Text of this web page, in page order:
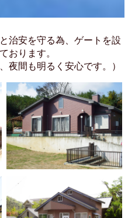
治安を守る為、ゲートを設
おります。
夜間も明るく安心です。）